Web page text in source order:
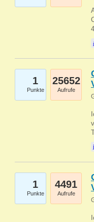
1
Punkte
25652
Aufrufe
1
Punkte
4491
Aufrufe